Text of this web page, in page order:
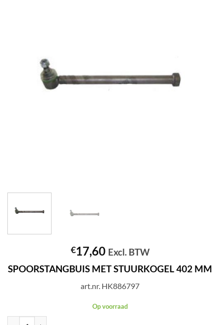
€17,60 Excl. BTW
SPOORSTANGBUIS MET STUURKOGEL 402 MM
art.nr. HK886797
Op voorraad